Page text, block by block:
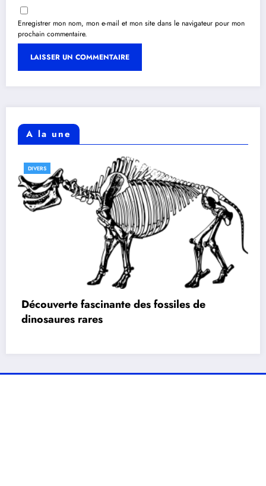
Enregistrer mon nom, mon e-mail et mon site dans le navigateur pour mon
prochain commentaire.
A la une
DIVERS
Découverte fascinante des fossiles de
dinosaures rares